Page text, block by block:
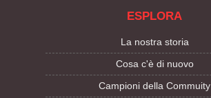
ESPLORA
La nostra storia
Cosa c'è di nuovo
Campioni della Commuity